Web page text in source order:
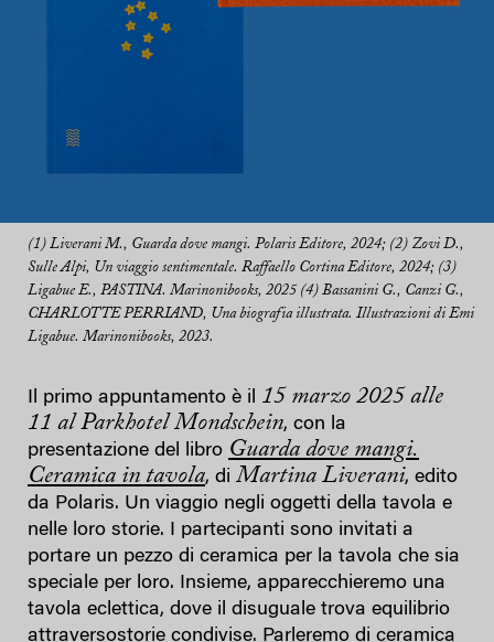
(1) Liverani M., Guarda dove mangi. Polaris Editore, 2024; (2) Zovi D.,
Sulle Alpi, Un viaggio sentimentale. Raffaello Cortina Editore, 2024; (3)
Ligabue E., PASTINA. Marinonibooks, 2025 (4) Bassanini G., Canzi G.,
CHARLOTTE PERRIAND, Una biografia illustrata. Illustrazioni di Emi
Ligabue. Marinonibooks, 2023.
Il primo appuntamento è il 15 marzo 2025 alle
11 al Parkhotel Mondschein, con la
presentazione del libro Guarda dove mangi.
Ceramica in tavola, di Martina Liverani, edito
da Polaris. Un viaggio negli oggetti della tavola e
nelle loro storie. I partecipanti sono invitati a
portare un pezzo di ceramica per la tavola che sia
speciale per loro. Insieme, apparecchieremo una
tavola eclettica, dove il disuguale trova equilibrio
attraversostorie condivise. Parleremo di ceramica